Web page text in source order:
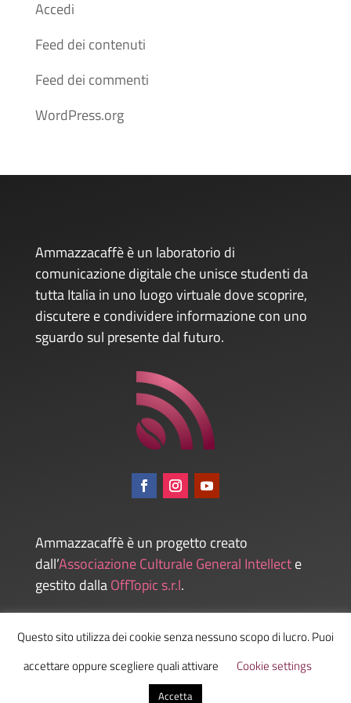
Accedi
Feed dei contenuti
Feed dei commenti
WordPress.org
Ammazzacaffè è un laboratorio di
comunicazione digitale che unisce studenti da
tutta Italia in uno luogo virtuale dove scoprire,
discutere e condividere informazione con uno
sguardo sul presente dal futuro.
Ammazzacaffè è un progetto creato
dall’Associazione Culturale General Intellecte
gestito dallaOffTopic s.r.l.
Admin
Questo sito utilizza dei cookie senza nessuno scopo di lucro. Puoi
accettare oppure scegliere quali attivare
Cookie settings
Accetta